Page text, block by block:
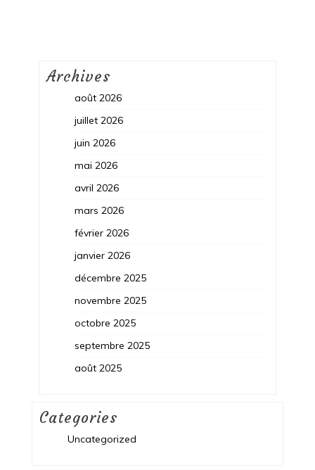
Archives
août 2026
juillet 2026
juin 2026
mai 2026
avril 2026
mars 2026
février 2026
janvier 2026
décembre 2025
novembre 2025
octobre 2025
septembre 2025
août 2025
Categories
Uncategorized